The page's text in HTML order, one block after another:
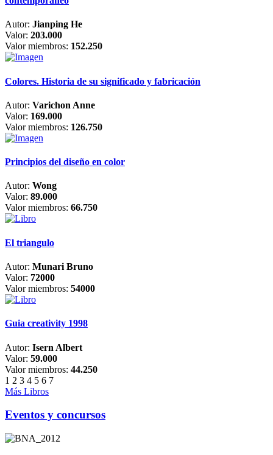
Autor: Jianping He
Valor: 203.000
Valor miembros: 152.250
Colores. Historia de su significado y fabricación
Autor: Varichon Anne
Valor: 169.000
Valor miembros: 126.750
Principios del diseño en color
Autor: Wong
Valor: 89.000
Valor miembros: 66.750
El triangulo
Autor: Munari Bruno
Valor: 72000
Valor miembros: 54000
Guia creativity 1998
Autor: Isern Albert
Valor: 59.000
Valor miembros: 44.250
1 2 3 4 5 6 7
Más Libros
Eventos y concursos